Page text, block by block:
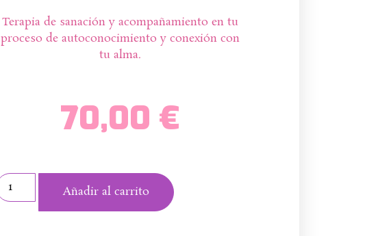
Terapia de sanación y acompañamiento en tu
proceso de autoconocimiento y conexión con
tu alma.
70,00 €
Añadir al carrito